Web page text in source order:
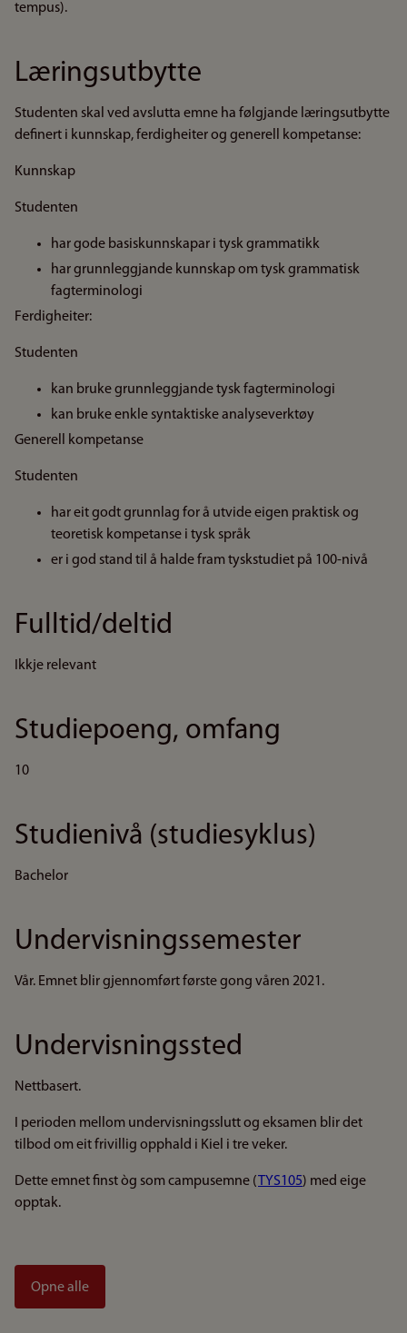
tempus).
Læringsutbytte
Studenten skal ved avslutta emne ha følgjande læringsutbytte
definert i kunnskap, ferdigheiter og generell kompetanse:
Kunnskap
Studenten
har gode basiskunnskapar i tysk grammatikk
har grunnleggjande kunnskap om tysk grammatisk
fagterminologi
Ferdigheiter:
Studenten
kan bruke grunnleggjande tysk fagterminologi
kan bruke enkle syntaktiske analyseverktøy
Generell kompetanse
Studenten
har eit godt grunnlag for å utvide eigen praktisk og
teoretisk kompetanse i tysk språk
er i god stand til å halde fram tyskstudiet på 100-nivå
Fulltid/deltid
Ikkje relevant
Studiepoeng, omfang
10
Studienivå (studiesyklus)
Bachelor
Undervisningssemester
Vår. Emnet blir gjennomført første gong våren 2021.
Undervisningssted
Nettbasert.
I perioden mellom undervisningsslutt og eksamen blir det
tilbod om eit frivillig opphald i Kiel i tre veker.
Dette emnet finst òg som campusemne ( TYS105) med eige
opptak.
Opne alle